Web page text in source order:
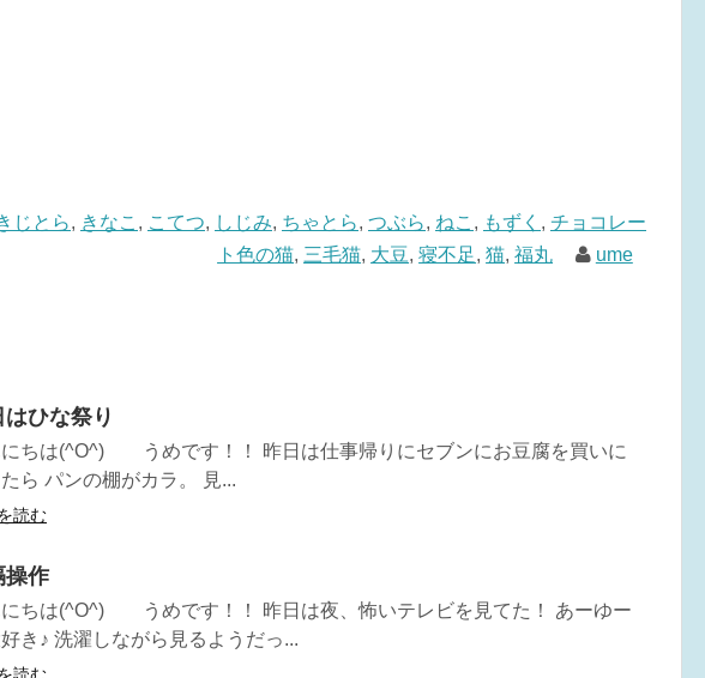
じとら, きなこ , こてつ, しじみ, ちゃとら, つぶら, ねこ , もずく , チョコレー
ト色の猫, 三毛猫, 大豆,寝不足,猫,福丸 ume
はひな祭り
にちは(^O^) うめです！！ 昨日は仕事帰りにセブンにお豆腐を買いに
ら パンの棚がカラ。 見...
読む
操作
にちは(^O^) うめです！！ 昨日は夜、怖いテレビを見てた！ あーゆー
き♪ 洗濯しながら見るようだっ...